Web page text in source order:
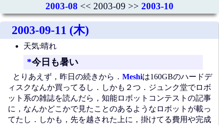
2003-08 << 2003-09 >> 2003-10
2003-09-11 (木)
天気:晴れ
*今日も暑い
とりあえず，昨日の続きから． Meshiは160GBのハードデ
ィスクなんか買ってるし．しかも２つ．ジュンク堂でロボ
ット系の雑誌を読んだら，知能ロボットコンテストの記事
に，なんかどこかで見たことのあるようなロボットが載っ
てたし．しかも，先を越された上に，掛けてる費用や完成